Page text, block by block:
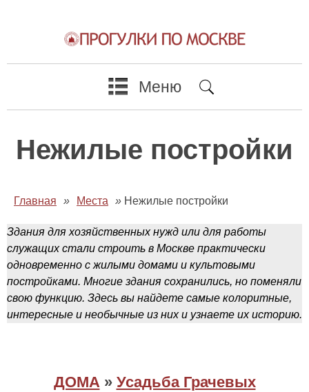
Меню
Нежилые постройки
Главная » Места » Нежилые постройки
Здания для хозяйственных нужд или для работы
служащих стали строить в Москве практически
одновременно с жилыми домами и культовыми
постройками. Многие здания сохранились, но поменяли
свою функцию. Здесь вы найдете самые колоритные,
интересные и необычные из них и узнаете их историю.
ДОМА » Усадьба Грачевых